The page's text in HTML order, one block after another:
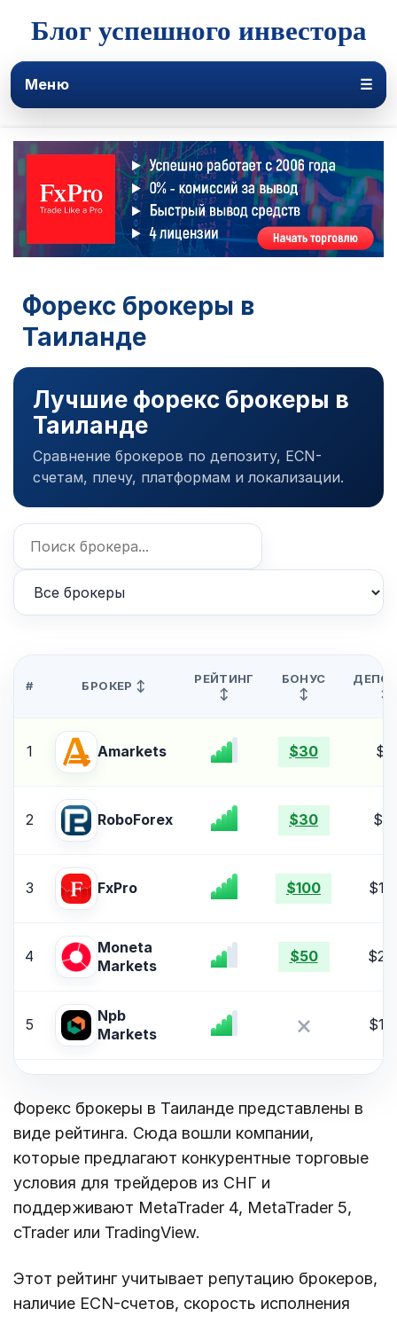
Блог успешного инвестора
Меню ☰
Форекс брокеры в
Таиланде
Лучшие форекс брокеры в
Таиланде
Сравнение брокеров по депозиту, ECN-
счетам, плечу, платформам и локализации.
# БРОКЕР ↕
РЕЙТИНГ
↕
БОНУС
↕
↕
1 Amarkets $30 $5
2 RoboForex $30 $10
3 FxPro $100
4
Moneta
Markets
$50
5
Npb
Markets
×
Форекс брокеры в Таиланде представлены в
виде рейтинга. Сюда вошли компании,
которые предлагают конкурентные торговые
условия для трейдеров из СНГ и
поддерживают MetaTrader 4, MetaTrader 5,
cTrader или TradingView.
Этот рейтинг учитывает репутацию брокеров,
наличие ECN-счетов, скорость исполнения